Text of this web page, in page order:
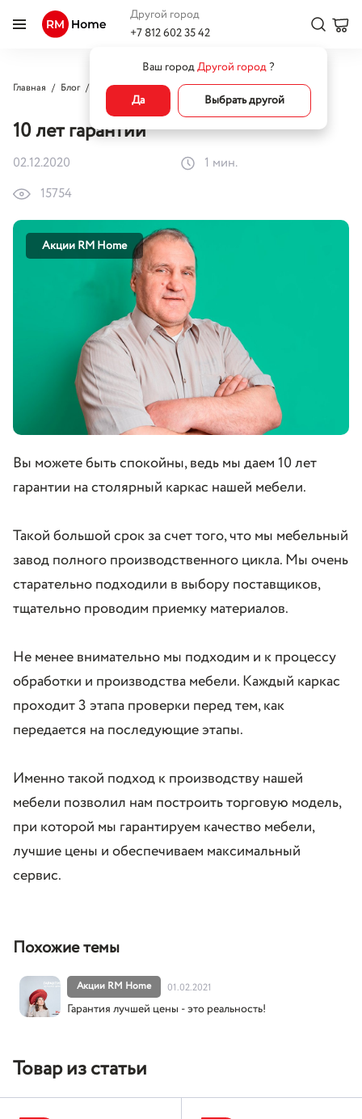
Другой город
+7 812 602 35 42
Ваш городДругой город?
Да Выбрать другой
Главная Блог Акции RM Home 10 лет гарантии
10 лет гарантии
02.12.2020
1 мин.
15754
Акции RM Home
Вы можете быть спокойны, ведь мы даем 10 лет
гарантии на столярный каркас нашей мебели.
Такой большой срок за счет того, что мы мебельный
завод полного производственного цикла. Мы очень
старательно подходили в выбору поставщиков,
тщательно проводим приемку материалов.
Не менее внимательно мы подходим и к процессу
обработки и производства мебели. Каждый каркас
проходит 3 этапа проверки перед тем, как
передается на последующие этапы.
Именно такой подход к производству нашей
мебели позволил нам построить торговую модель,
при которой мы гарантируем качество мебели,
лучшие цены и обеспечиваем максимальный
сервис.
Похожие темы
Акции RM Home 01.02.2021
Гарантия лучшей цены - это реальность!
Товар из статьи